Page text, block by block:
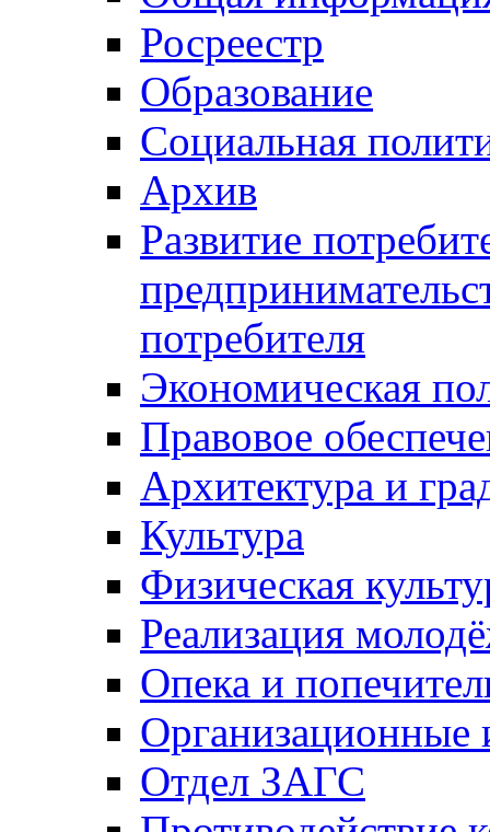
Росреестр
Образование
Социальная
Архив
Развитие
потребителя
Экономическая
Правовое
Архитектура и
Культура
Физическая
Реализация
Опека и
Отдел ЗАГС